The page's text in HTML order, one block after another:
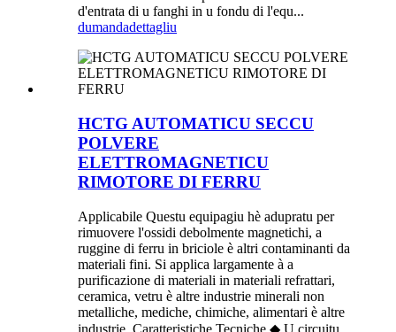
d'entrata di u fanghi in u fondu di l'equ...
dumandadettagliu
HCTG AUTOMATICU SECCU
POLVERE
ELETTROMAGNETICU
RIMOTORE DI FERRU
Applicabile Questu equipagiu hè adupratu per
rimuovere l'ossidi debolmente magnetichi, a
ruggine di ferru in briciole è altri contaminanti da
materiali fini. Si applica largamente à a
purificazione di materiali in materiali refrattari,
ceramica, vetru è altre industrie minerali non
metalliche, mediche, chimiche, alimentari è altre
industrie. Caratteristiche Tecniche ◆ U circuitu